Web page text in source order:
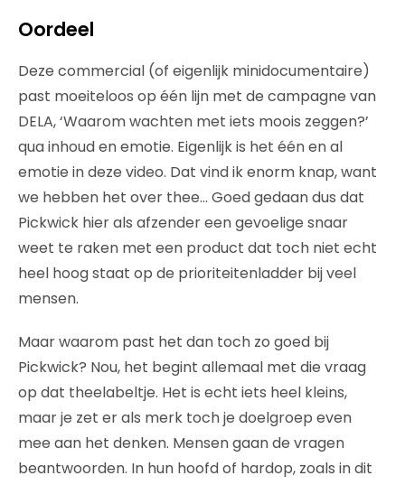
Oordeel
Deze commercial (of eigenlijk minidocumentaire)
past moeiteloos op één lijn met de campagne van
DELA, ‘Waarom wachten met iets moois zeggen?’
qua inhoud en emotie. Eigenlijk is het één en al
emotie in deze video. Dat vind ik enorm knap, want
we hebben het over thee… Goed gedaan dus dat
Pickwick hier als afzender een gevoelige snaar
weet te raken met een product dat toch niet echt
heel hoog staat op de prioriteitenladder bij veel
mensen.
Maar waarom past het dan toch zo goed bij
Pickwick? Nou, het begint allemaal met die vraag
op dat theelabeltje. Het is echt iets heel kleins,
maar je zet er als merk toch je doelgroep even
mee aan het denken. Mensen gaan de vragen
beantwoorden. In hun hoofd of hardop, zoals in dit